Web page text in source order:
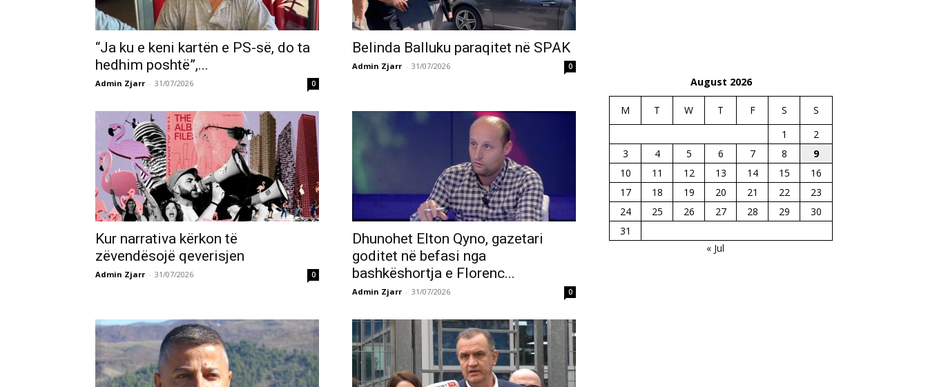
“Ja ku e keni kartën e PS-së, do ta
hedhim poshtë”,...
Admin Zjarr - 31/07/2026 0
Belinda Balluku paraqitet në SPAK
Admin Zjarr - 31/07/2026 0
Kur narrativa kërkon të
zëvendësojë qeverisjen
Admin Zjarr - 31/07/2026 0
Dhunohet Elton Qyno, gazetari
goditet në befasi nga
bashkëshortja e Florenc...
Admin Zjarr - 31/07/2026 0
August 2026
M T W T F S
S
1
2
3
4 5 6 7 8
9
10
11 12 13 14 15
16
17
18 19 20 21 22
23
24
25 26 27 28 29
30
31
« Jul